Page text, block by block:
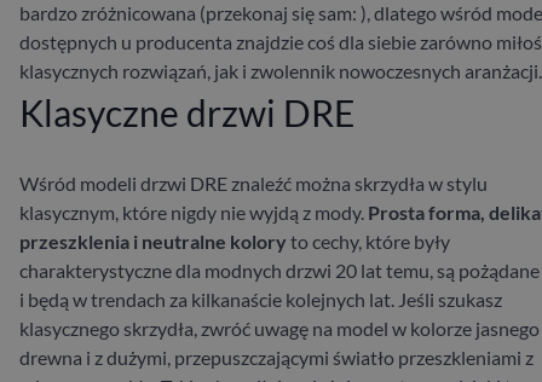
bardzo zróżnicowana (przekonaj się sam: ), dlatego wśród
dostępnych u producenta znajdzie coś dla siebie zarówno
klasycznych rozwiązań, jak i zwolennik nowoczesnych
Klasyczne drzwi DRE
Wśród modeli drzwi DRE znaleźć można skrzydła w stylu
klasycznym, które nigdy nie wyjdą z mody. Prosta forma,
przeszklenia i neutralne kolory to cechy, które były
charakterystyczne dla modnych drzwi 20 lat temu, są
i będą w trendach za kilkanaście kolejnych lat. Jeśli szukasz
klasycznego skrzydła, zwróć uwagę na model w kolorze jasnego
drewna i z dużymi, przepuszczającymi światło przeszkleniami z